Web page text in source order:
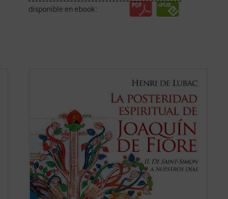
disponible en ebook:
La enigmática figura de Joaquín de Fiore
ha suscitado escaso interés entre los
historiadores de la exégesis y de la
teología. Sin embargo, este monje,
fundador de una orden religiosa y amigo
de los papas, fue el iniciador de uno de
los ...(ver ficha)